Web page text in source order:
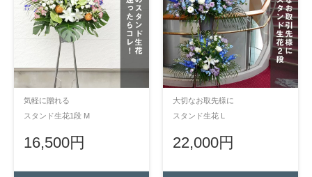
気軽に贈れる
スタンド生花1段 M
16,500円
大切なお取先様に
スタンド生花 L
22,000円